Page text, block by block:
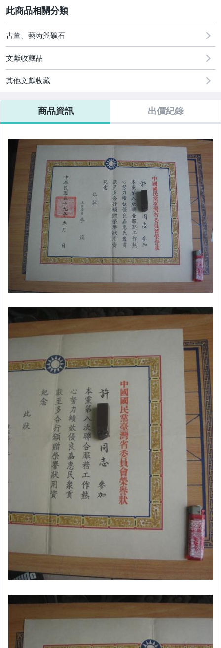
嬰幼兒與孕婦
圖書/影音/文具
成人專區
古董、藝術與礦石
居家、家具與園藝
偶像、球員卡與郵幣
電玩遊戲與主機
古董、藝術與礦石
文獻收藏品
其他文獻收藏
商品資訊 出價紀錄